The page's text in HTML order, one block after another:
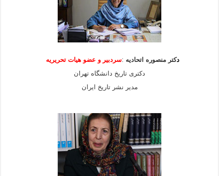
دکتر منصوره اتحادیه :سردبیر و عضو هیاتتحریریه
دکتری تاریخ دانشگاه تهران
مدیر نشر تاریخ ایران